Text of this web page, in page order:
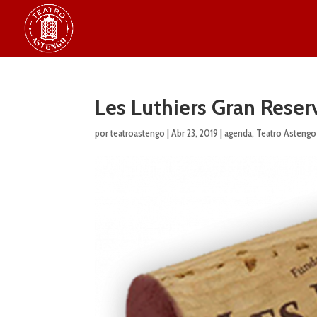
Les Luthiers Gran
porteatroastengo |Abr 23, 2019 |agenda, Teatro Astengo